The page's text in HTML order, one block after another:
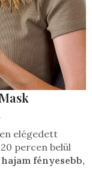
elégedett
percen belül
hajam fényesebb,